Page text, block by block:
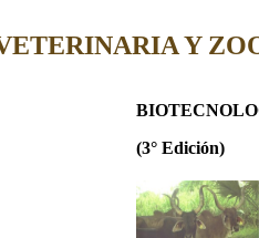
Y
(3° Edición)